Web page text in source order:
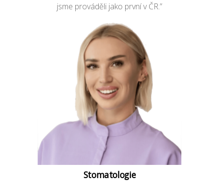
jsme prováděli jako první v ČR.”
Stomatologie